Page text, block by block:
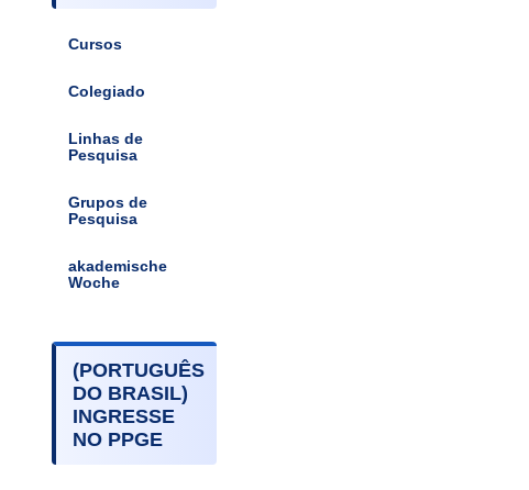
Cursos
Colegiado
Linhas de
Pesquisa
Grupos de
Pesquisa
akademische
Woche
(PORTUGUÊS
DO BRASIL)
INGRESSE
NO PPGE